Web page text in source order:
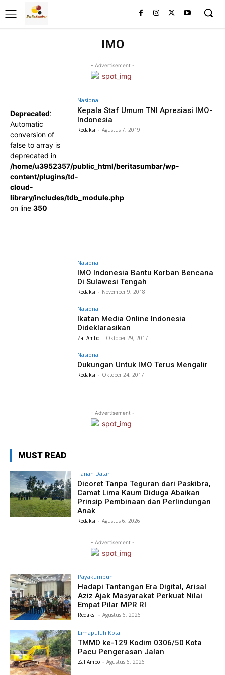
IMO
- Advertisement -
Deprecated:
Automatic
conversion of
false to array is
deprecated in
/home/u3952357/public_html/beritasumbar/wp-
content/plugins/td-
cloud-
library/includes/tdb_module.php
on line 350
Nasional
Kepala Staf Umum TNI Apresiasi IMO-
Indonesia
Redaksi - Agustus 7, 2019
Nasional
IMO Indonesia Bantu Korban Bencana
Di Sulawesi Tengah
Redaksi - November 9, 2018
Nasional
Ikatan Media Online Indonesia
Dideklarasikan
Zal Ambo - Oktober 29, 2017
Nasional
Dukungan Untuk IMO Terus Mengalir
Redaksi - Oktober 24, 2017
- Advertisement -
MUST READ
Tanah Datar
Dicoret Tanpa Teguran dari Paskibra,
Camat Lima Kaum Diduga Abaikan
Prinsip Pembinaan dan Perlindungan
Anak
Redaksi - Agustus 6, 2026
- Advertisement -
Payakumbuh
Hadapi Tantangan Era Digital, Arisal
Aziz Ajak Masyarakat Perkuat Nilai
Empat Pilar MPR RI
Redaksi - Agustus 6, 2026
Limapuluh Kota
TMMD ke-129 Kodim 0306/50 Kota
Pacu Pengerasan Jalan
Zal Ambo - Agustus 6, 2026